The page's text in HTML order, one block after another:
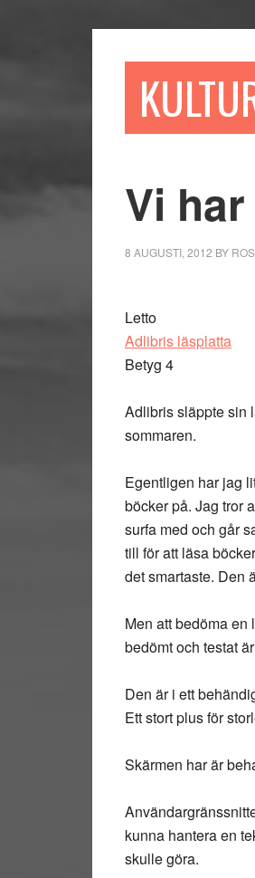
Vi
8 AUGUSTI, 2012 BY
Letto
Adlibris läsplatta
Betyg 4
Adlibris släppte sin
sommaren.
Egentligen har jag
böcker på. Jag tror
surfa med och går
till för att läsa
det smartaste. Den
Men att bedöma en
bedömt och testat
Den är i ett
Ett stort plus för
Skärmen har är
kunna hantera en
skulle göra.